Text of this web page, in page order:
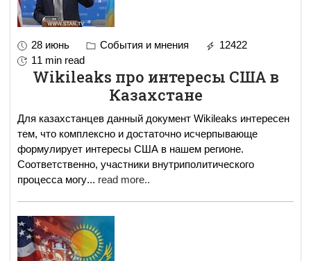
28 июнь События и мнения
12422
11 min read
Wikileaks про интересы США в
Казахстане
Для казахстанцев данный документ Wikileaks интересен
тем, что комплексно и достаточно исчерпывающе
формулирует интересы США в нашем регионе.
Соответственно, участники внутриполитического
процесса могу... read more..